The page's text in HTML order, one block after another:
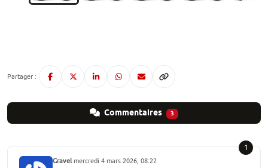
Partager :
Commentaires 3
1
Gravel mercredi 4 mars 2026, 08:22